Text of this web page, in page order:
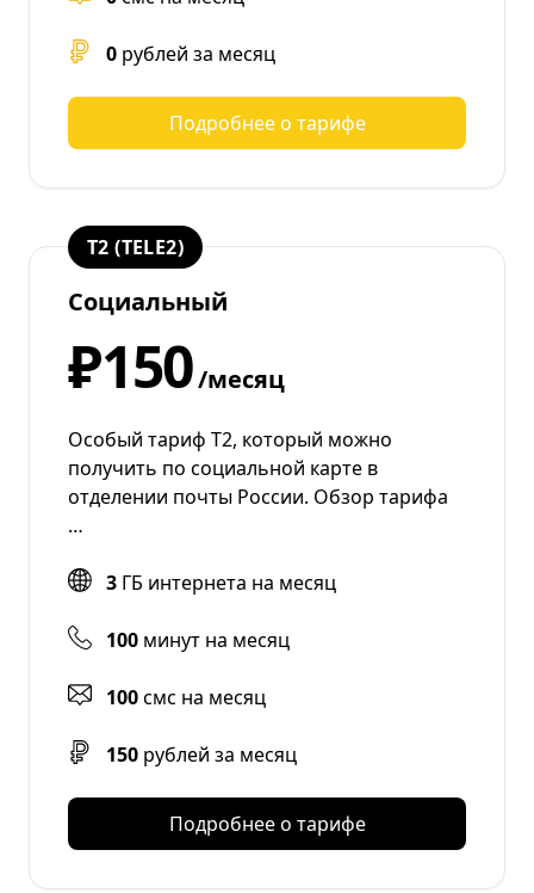
0 рублей за месяц
Подробнее о тарифе
T2 (TELE2)
Социальный
₽150/месяц
Особый тариф Т2, который можно
получить по социальной карте в
отделении почты России. Обзор тарифа
…
3 ГБ интернета на месяц
100 минут на месяц
100смс на месяц
150 рублей за месяц
Подробнее о тарифе